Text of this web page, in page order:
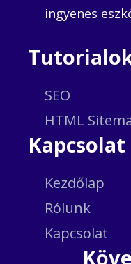
ingyenes
SEO
HTML
Kapcsolat
Kezdőlap
Rólunk
Kapcsolat